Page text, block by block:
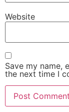
Website
Save my name,
the next time I